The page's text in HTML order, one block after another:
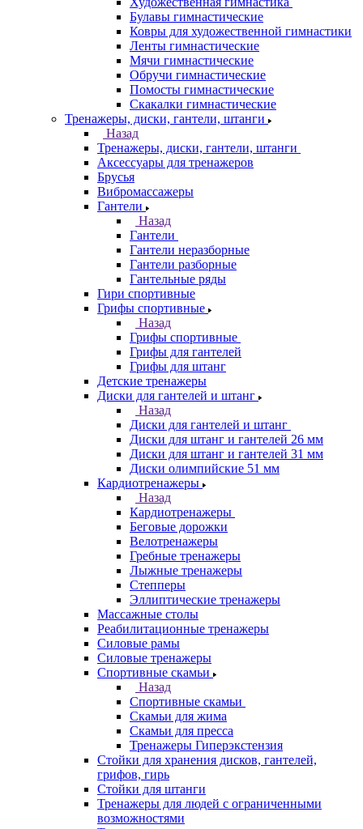
Булавы гимнастические
Ковры для художественной гимнастики
Ленты гимнастические
Мячи гимнастические
Обручи гимнастические
Помосты гимнастические
Скакалки гимнастические
Тренажеры, диски, гантели, штанги
Назад
Тренажеры, диски, гантели, штанги
Аксессуары для тренажеров
Брусья
Вибромассажеры
Гантели
Назад
Гантели
Гантели неразборные
Гантели разборные
Гантельные ряды
Гири спортивные
Грифы спортивные
Назад
Грифы спортивные
Грифы для гантелей
Грифы для штанг
Детские тренажеры
Диски для гантелей и штанг
Назад
Диски для гантелей и штанг
Диски для штанг и гантелей 26 мм
Диски для штанг и гантелей 31 мм
Диски олимпийские 51 мм
Кардиотренажеры
Назад
Кардиотренажеры
Беговые дорожки
Велотренажеры
Гребные тренажеры
Лыжные тренажеры
Степперы
Эллиптические тренажеры
Массажные столы
Реабилитационные тренажеры
Силовые рамы
Силовые тренажеры
Спортивные скамьи
Назад
Спортивные скамьи
Скамьи для жима
Скамьи для пресса
Тренажеры Гиперэкстензия
Стойки для хранения дисков, гантелей,
грифов, гирь
Стойки для штанги
Тренажеры для людей с ограниченными
возможностями